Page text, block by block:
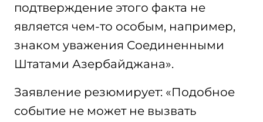
подтверждение этого факта не
является чем-то особым, например,
знаком уважения Соединенными
Штатами Азербайджана».
Заявление резюмирует: «Подобное
событие не может не вызвать